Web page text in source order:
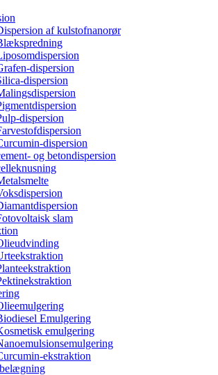
af kulstofnanorør
dispersion
dispersion
dispersion
dispersion
og betondispersion
slam
Emulgering
emulgering
ekstraktion